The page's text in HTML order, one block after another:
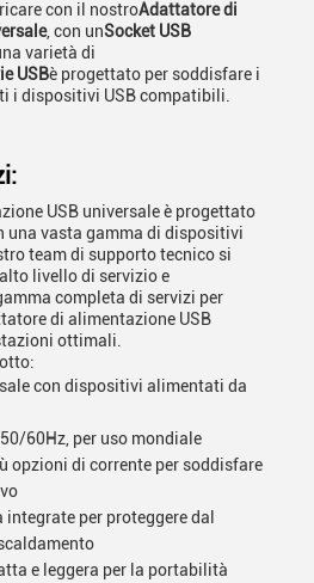
con il nostroAdattatore di
, con unSocket USB
varietà di
USBè progettato per soddisfare i
i dispositivi USB compatibili.
USB universale è progettato
una vasta gamma di dispositivi
team di supporto tecnico si
livello di servizio e
completa di servizi per
di alimentazione USB
ottimali.
con dispositivi alimentati da
60Hz, per uso mondiale
opzioni di corrente per soddisfare
per proteggere dal
e leggera per la portabilità